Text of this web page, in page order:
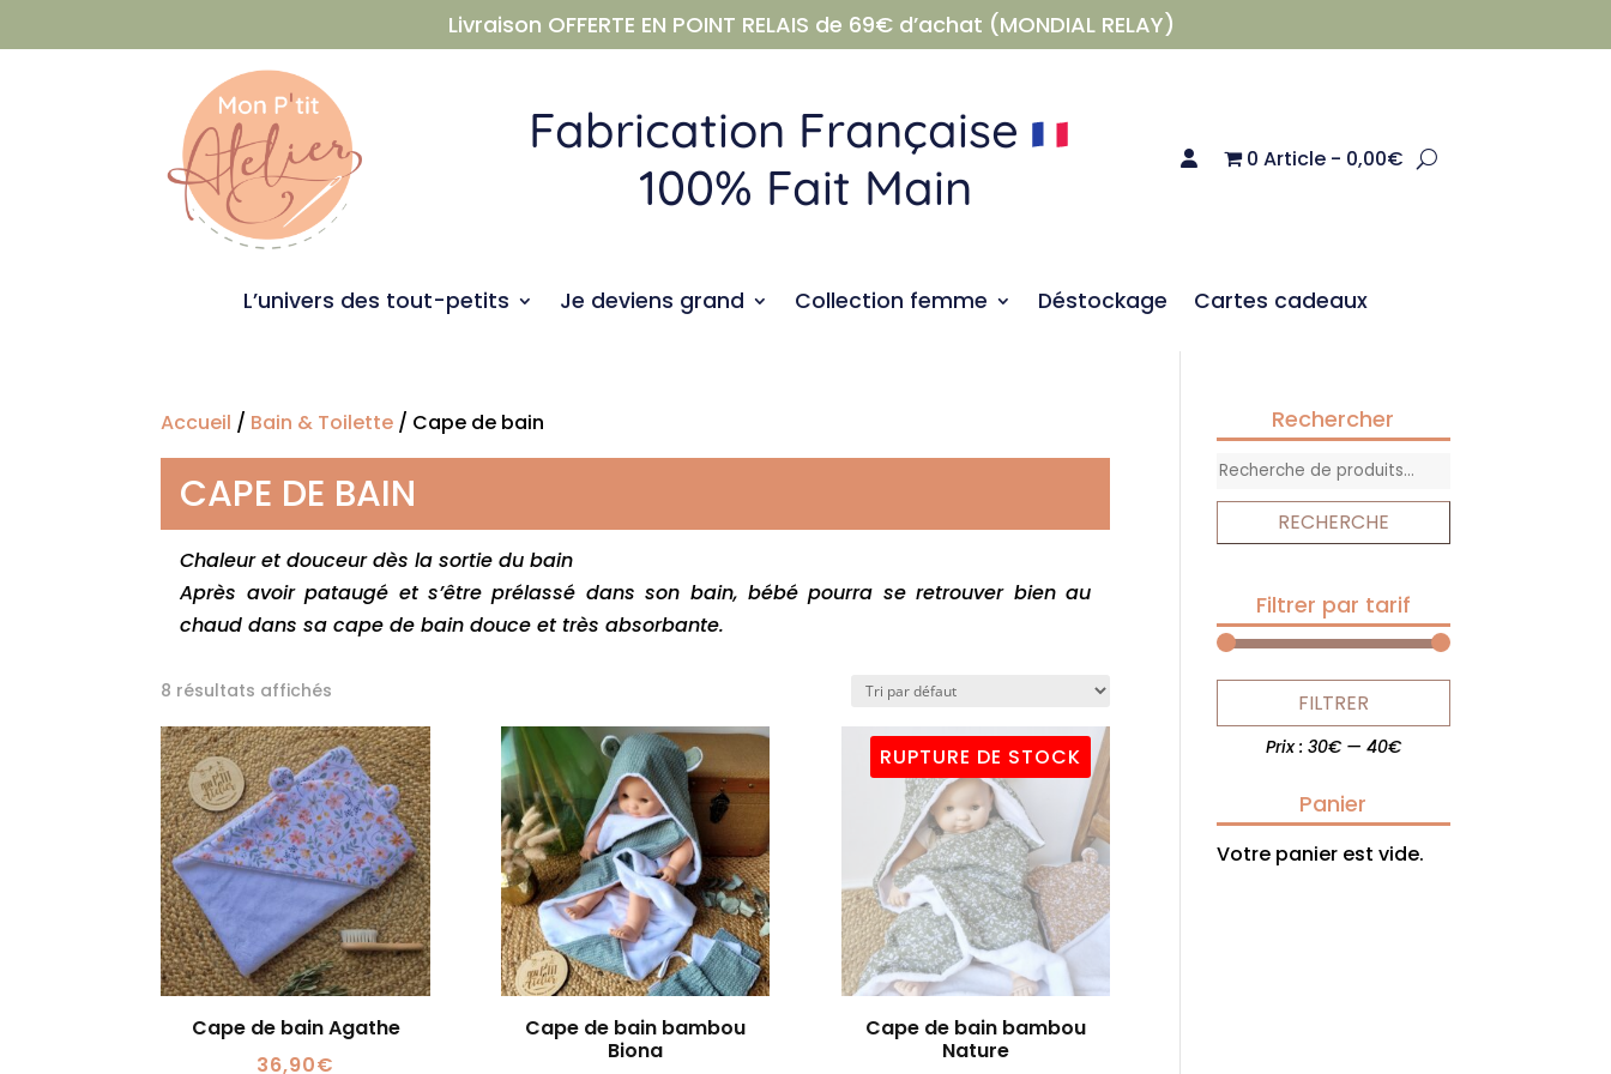
Livraison OFFERTE EN POINT RELAIS de 69€ d’achat (MONDIAL RELAY)
Fabrication Française
100% Fait Main
0 Article 0,00€
L’univers des tout-petits Je deviens grand Collection femme Déstockage Cartes cadeaux
Accueil / Bain & Toilette / Cape de bain
CAPE DE BAIN
Chaleur et douceur dès la sortie du bain
Après avoir pataugé et s’être prélassé dans son bain, bébé pourra se retrouver bien au
chaud dans sa cape de bain douce et très absorbante.
8 résultats affichés
Cape de bain Agathe
36,90€
Cape de bain bambou
Biona
RUPTURE DE STOCK
Cape de bain bambou
Nature
Rechercher
Recherche
pour :
RECHERCHE
Filtrer par tarif
Prix
min
Prix
max
FILTRER
Prix : 30€— 40€
Panier
Votre panier est vide.